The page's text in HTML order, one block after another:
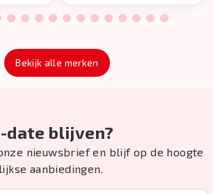
5 6 7 8 9 10 11 12 13 14 15 16
Bekijk alle merken
date blijven?
nieuwsbrief en blijf op de hoogte
aanbiedingen.